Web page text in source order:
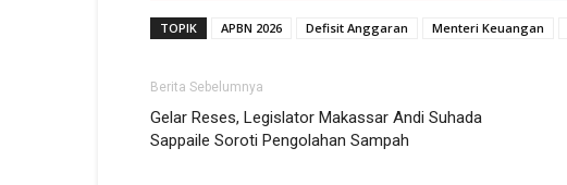
TOPIK APBN 2026 Defisit Anggaran Menteri Keuangan
Berita Sebelumnya
Gelar Reses, Legislator Makassar Andi Suhada
Sappaile Soroti Pengolahan Sampah